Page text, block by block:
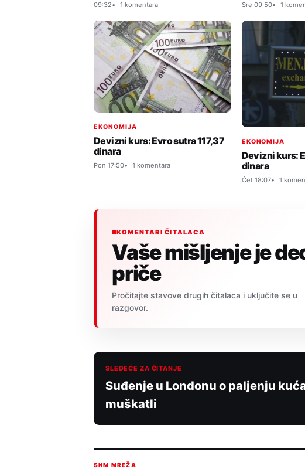
09:32 1 komentara Sre 09:50 1
EKONOMIJA
Devizni kurs: Evro sutra 117,37
dinara
Pon 17:50 1 komentara
EKONOMIJA
Devizni kurs:
dinara
Čet 18:07 1
KOMENTARI ČITALACA
Vaše mišljenje je
priče
Pročitajte stavove drugih čitalaca i uključite se u
razgovor.
SLEDEĆE ZA ČITANJE
Suđenje u Londonu o paljenju
muškatli
SNM MREŽA